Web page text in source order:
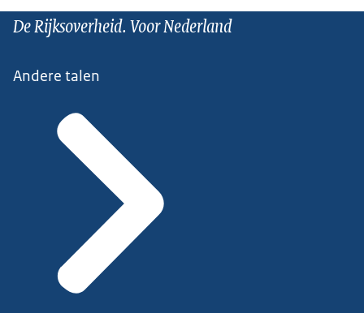
De Rijksoverheid. Voor Nederland
Andere talen